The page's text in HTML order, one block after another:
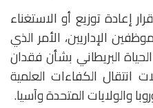
إعادة توزيع أو الاستغناء
الإداريين، الأمر الذي
البريطاني بشأن فقدان
انتقال الكفاءات العلمية
والولايات المتحدة وآسيا.